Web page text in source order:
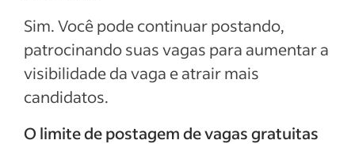
Sim. Você pode continuar postando,
patrocinando suas vagas para aumentar a
visibilidade da vaga e atrair mais
candidatos.
O limite de postagem de vagas gratuitas